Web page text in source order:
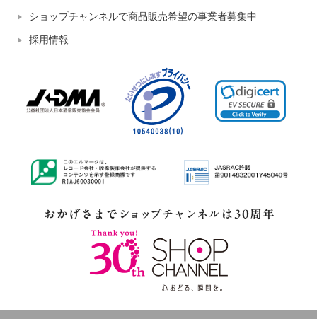
ショップチャンネルで商品販売希望の事業者募集中
採用情報